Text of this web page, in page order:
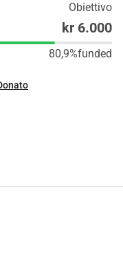
Obiettivo
kr 6.000
80,9%funded